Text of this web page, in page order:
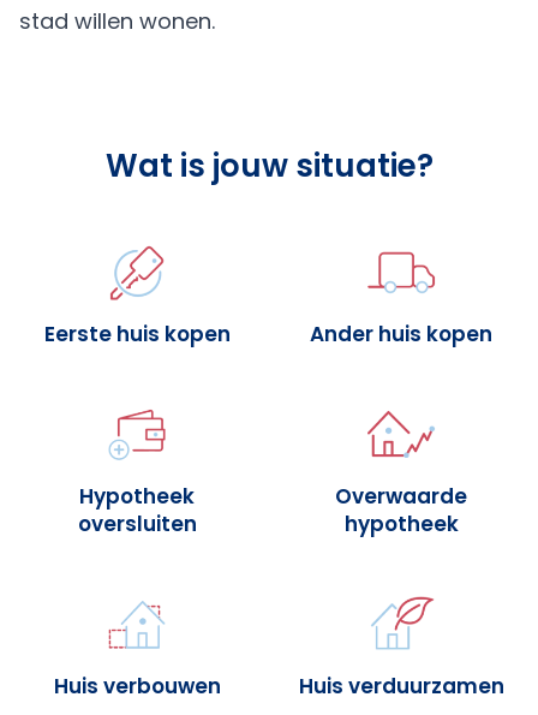
stad willen wonen.
Wat is jouw situatie?
Eerste huis kopen Ander huis kopen
Hypotheek
oversluiten
Overwaarde
hypotheek
Huis verbouwen Huis verduurzamen